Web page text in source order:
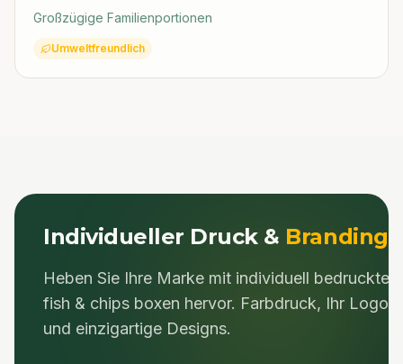
Großzügige Familienportionen
Umweltfreundlich
Individueller Druck & Branding
Heben Sie Ihre Marke mit individuell bedruckten
fish & chips boxen hervor. Farbdruck, Ihr Logo
und einzigartige Designs.